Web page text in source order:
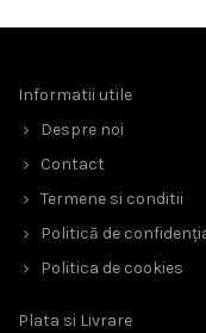
Informatii utile
Despre noi
Contact
Termene si conditii
Politică de
Politica de cookies
Plata si Livrare